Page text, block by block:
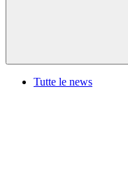
Tutte le news